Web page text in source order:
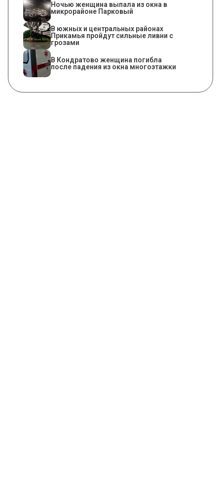
Ночью женщина выпала из окна в
микрорайоне Парковый
В южных и центральных районах
Прикамья пройдут сильные ливни с
грозами
В Кондратово женщина погибла
после падения из окна многоэтажки